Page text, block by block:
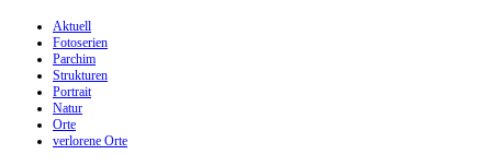
Aktuell
Fotoserien
Parchim
Strukturen
Portrait
Natur
Orte
verlorene Orte